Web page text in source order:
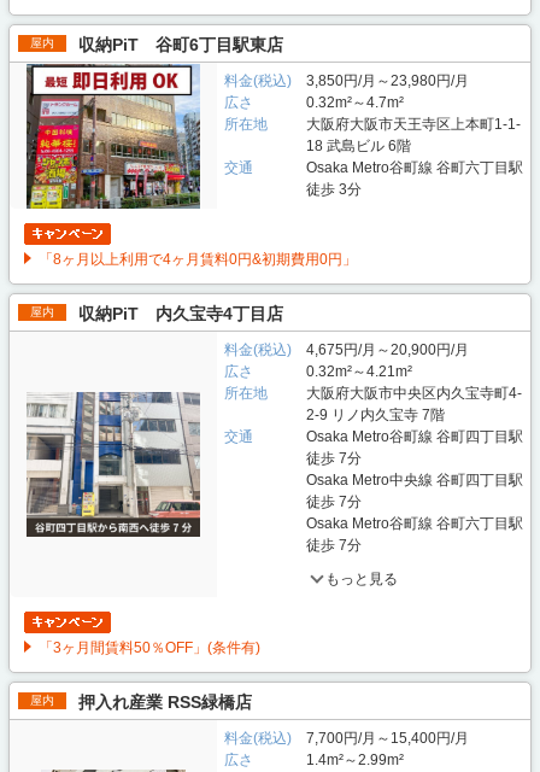
屋内 収納PiT 谷町6丁目駅東店
料金(税込)
3,850円/月～23,980円/月
広さ
0.32m²～4.7m²
所在地
大阪府大阪市天王寺区上本町1-1-
18 武島ビル 6階
交通
Osaka Metro谷町線 谷町六丁目駅
徒歩 3分
「8ヶ月以上利用で4ヶ月賃料0円&初期費用0円」
屋内 収納PiT 内久宝寺4丁目店
料金(税込)
4,675円/月～20,900円/月
広さ
0.32m²～4.21m²
所在地
大阪府大阪市中央区内久宝寺町4-
2-9 リノ内久宝寺 7階
交通
Osaka Metro谷町線 谷町四丁目駅
徒歩 7分
Osaka Metro中央線 谷町四丁目駅
徒歩 7分
Osaka Metro谷町線 谷町六丁目駅
徒歩 7分
もっと見る
「3ヶ月間賃料50％OFF」(条件有)
屋内 押入れ産業 RSS緑橋店
料金(税込)
7,700円/月～15,400円/月
広さ
1.4m²～2.99m²